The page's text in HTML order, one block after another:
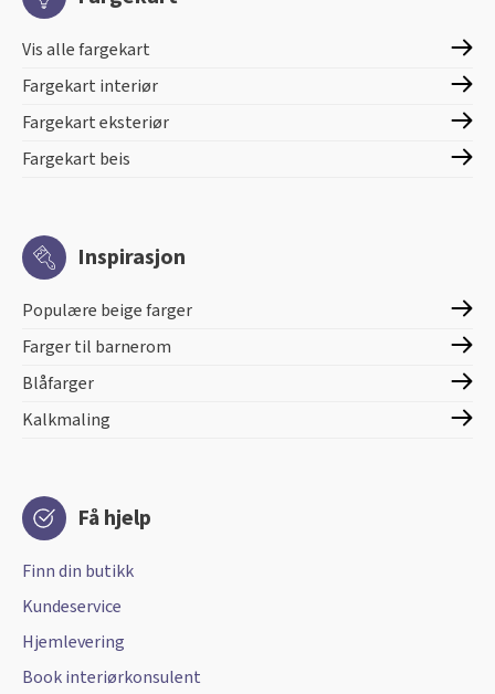
Vis alle fargekart
Fargekart interiør
Fargekart eksteriør
Fargekart beis
Inspirasjon
Populære beige farger
Farger til barnerom
Blåfarger
Kalkmaling
Få hjelp
Finn din butikk
Kundeservice
Hjemlevering
Book interiørkonsulent